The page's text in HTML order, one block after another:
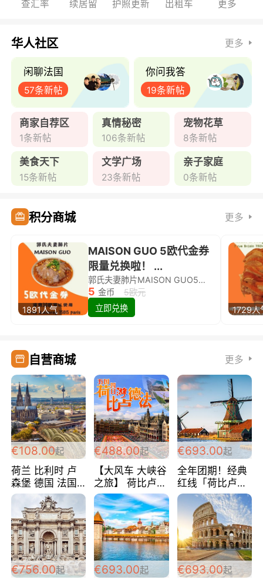
查汇率 续居留 护照更新 出租车 更多
华人社区 更多
闲聊法国
57条新帖
你问我答
19条新帖
商家自荐区
1条新帖
真情秘密
106条新帖
宠物花草
8条新帖
美食天下
15条新帖
文学广场
23条新帖
亲子家庭
0条新帖
积分商城 更多
1891人气
MAISON GUO 5欧代金券
限量兑换啦！ ...
郭氏夫妻肺片MAISON GUO5欧代金券限量兑换啦！
5 金币
5欧元
立即兑换
1729人
自营商城 更多
€108.00起
荷兰 比利时 卢
森堡 德国 法国
超爽玩遍西欧 循
环线 全程四星宾
馆 108欧/人/天
€488.00起
【大风车 大峡谷
之旅】 荷比卢德
法 巴黎上下 经
典五国四日游
488欧/人
€693.00起
全年团期！经典
红线「荷比卢德
法」七天循环 五
国 仅售99欧/人/
天！巴黎上下！
包拼房~
€756.00起 €693.00起 €693.00起